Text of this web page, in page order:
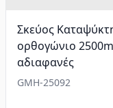
Σκεύος
ορθογώνιο
αδιαφανές
GMH-25092